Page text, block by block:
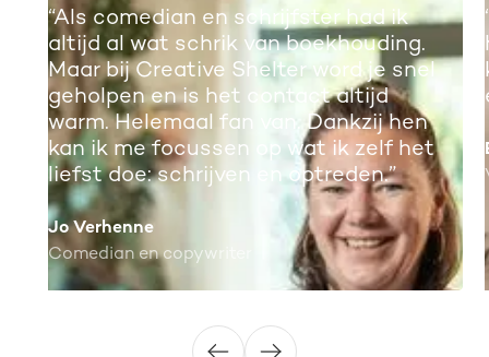
“Als comedian en schrijfster had ik
altijd al wat schrik van boekhouding.
Maar bij Creative Shelter word je snel
geholpen en is het contact altijd
warm. Helemaal fan van. Dankzij hen
kan ik me focussen op wat ik zelf het
liefst doe: schrijven en optreden.”
Jo Verhenne
Comedian en copywriter